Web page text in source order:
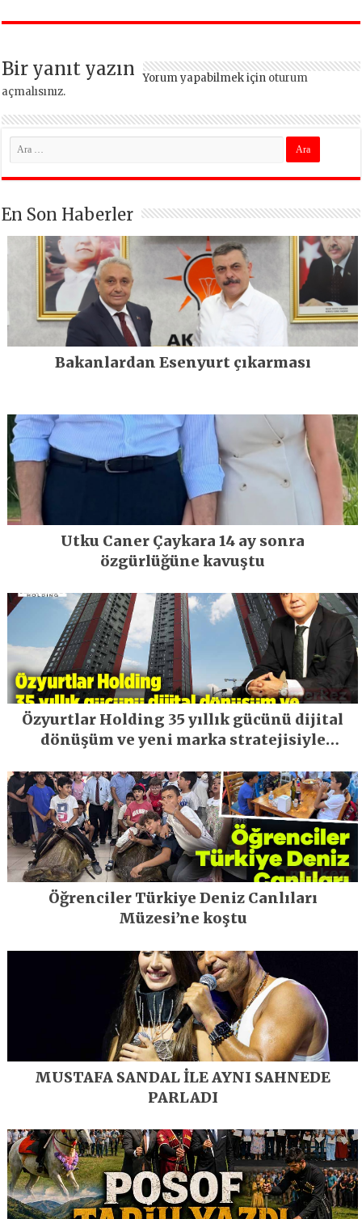
Bir yanıt yazın Yorum yapabilmek için oturum
açmalısınız.
En Son Haberler
Bakanlardan Esenyurt çıkarması
Utku Caner Çaykara 14 ay sonra
özgürlüğüne kavuştu
Özyurtlar Holding 35 yıllık gücünü dijital
dönüşüm ve yeni marka stratejisiyle
Öğrenciler Türkiye Deniz Canlıları
Müzesi’ne koştu
MUSTAFA SANDAL İLE AYNI SAHNEDE
PARLADI